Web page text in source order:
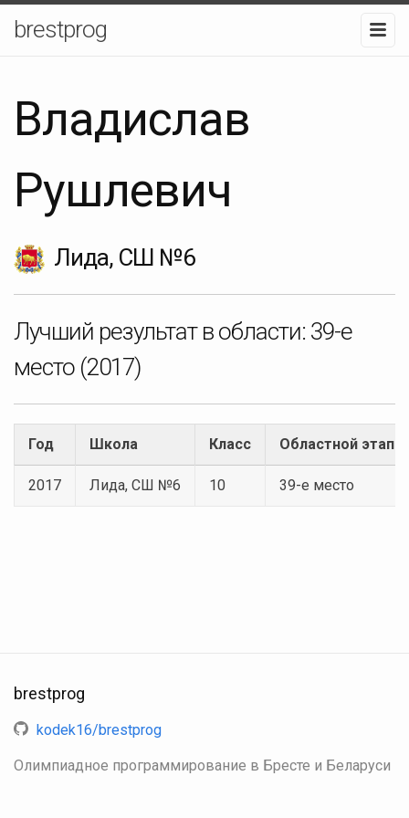
brestprog
Владислав
Рушлевич
Лида, СШ №6
Лучший результат в области: 39-е
место (2017)
Год Школа Класс Областной этап
2017 Лида, СШ №6 10 39-е место
brestprog
kodek16/brestprog
Олимпиадное программирование в Бресте и Беларуси